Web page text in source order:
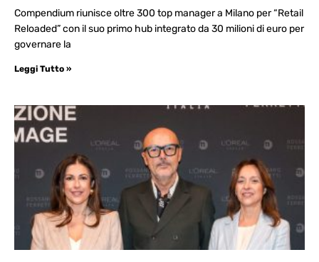
Compendium riunisce oltre 300 top manager a Milano per “Retail
Reloaded” con il suo primo hub integrato da 30 milioni di euro per
governare la
Leggi Tutto »